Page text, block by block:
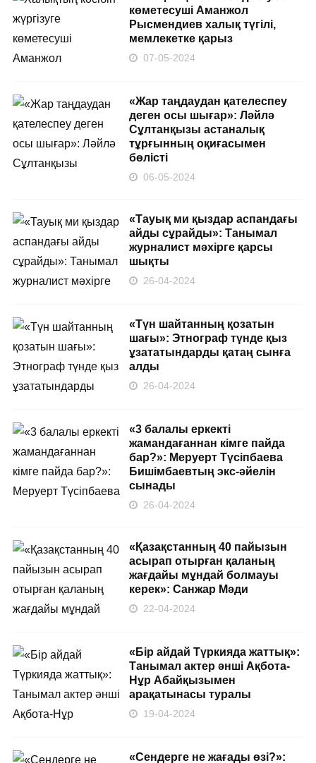
көметесуші Аманжол
Рысмендиев халық түгілі,
мемлекетке қарыз
07-05-2024
«Жар таңдаудан қателеспеу
деген осы шығар»: Ләйлә
Сұлтанқызы астаналық
тұрғынның оқиғасымен
бөлісті
06-05-2024
«Тауық ми қыздар аспандағы
айды сұрайды»: Танымал
журналист мәхірге қарсы
шықты
26-04-2024
«Түн шайтанның қозатын
шағы»: Этнограф түнде қыз
ұзататындарды қатаң сынға
алды
26-04-2024
«3 балалы еркекті
жамандағаннан кімге пайда
бар?»: Меруерт Түсіпбаева
Бишімбаевтың экс-әйелін
сынады
26-04-2024
«Қазақстанның 40 пайызын
асырап отырған қаланың
жағдайы мұндай болмауы
керек»: Санжар Мәди
22-04-2024
«Бір айдай Түркияда жаттық»:
Танымал актер әнші Ақбота-
Нұр Абайқызымен
арақатынасы туралы
19-04-2024
«Сендерге не жағады өзі?»: